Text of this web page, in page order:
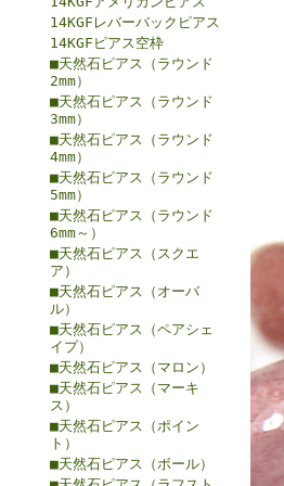
14KGFレバーバックピアス
14KGFピアス空枠
■天然石ピアス（ラウンド
2mm）
■天然石ピアス（ラウンド
3mm）
■天然石ピアス（ラウンド
4mm）
■天然石ピアス（ラウンド
5mm）
■天然石ピアス（ラウンド
6mm～）
■天然石ピアス（スクエ
ア）
■天然石ピアス（オーバ
ル）
■天然石ピアス（ペアシェ
イプ）
■天然石ピアス（マロン）
■天然石ピアス（マーキ
ス）
■天然石ピアス（ポイン
ト）
■天然石ピアス（ボール）